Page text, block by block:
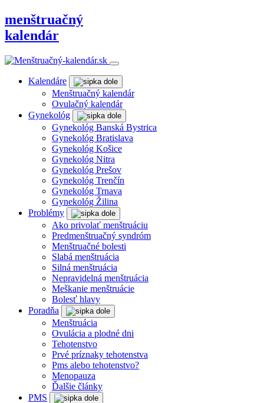
menštruačný
kalendár
Kalendáre
Menštruačný kalendár
Ovulačný kalendár
Gynekológ
Gynekológ Banská Bystrica
Gynekológ Bratislava
Gynekológ Košice
Gynekológ Nitra
Gynekológ Prešov
Gynekológ Trenčín
Gynekológ Trnava
Gynekológ Žilina
Problémy
Ako privolať menštruáciu
Predmenštruačný syndróm
Menštruačné bolesti
Slabá menštruácia
Silná menštruácia
Nepravidelná menštruácia
Meškanie menštruácie
Bolesť hlavy
Poradňa
Menštruácia
Ovulácia a plodné dni
Tehotenstvo
Prvé príznaky tehotenstva
Pms alebo tehotenstvo?
Menopauza
Ďalšie články
PMS